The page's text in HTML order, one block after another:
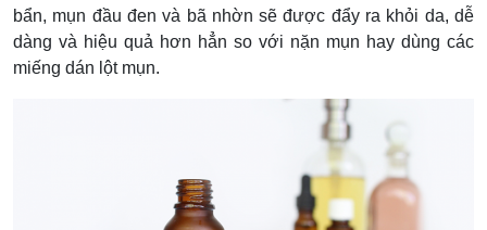
bẩn, mụn đầu đen và bã nhờn sẽ được đẩy ra khỏi da, dễ
dàng và hiệu quả hơn hẳn so với nặn mụn hay dùng các
miếng dán lột mụn.